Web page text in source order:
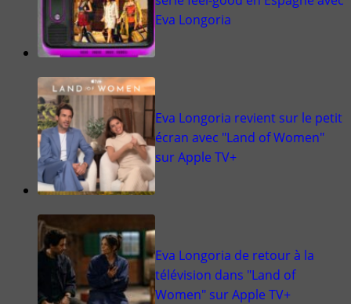
Eva Longoria
Eva Longoria revient sur le petit
écran avec "Land of Women"
sur Apple TV+
Eva Longoria de retour à la
télévision dans "Land of
Women" sur Apple TV+